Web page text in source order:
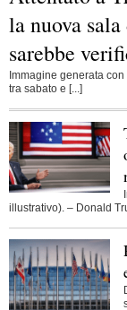
la nuova
sarebbe
Immagine generata
tra sabato e [...]
illustrativo). – Donald